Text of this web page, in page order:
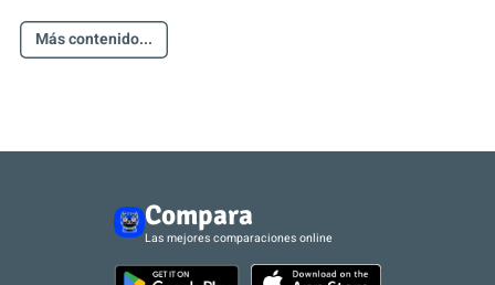
Más contenido...
Compara
Las mejores comparaciones online